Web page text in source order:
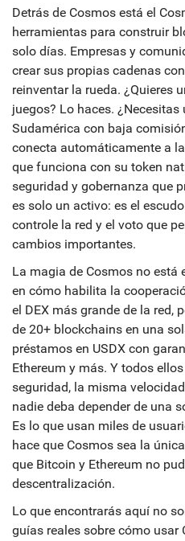
Detrás de Cosmos está el
herramientas para construir
solo días. Empresas y
crear sus propias cadenas
reinventar la rueda. ¿Quieres
juegos? Lo haces. ¿Necesitas
Sudamérica con baja
conecta automáticamente a
que funciona con su token
seguridad y gobernanza que
es solo un activo: es el
controle la red y el voto que
cambios importantes.
La magia de Cosmos no está
en cómo habilita la
el DEX más grande de la red,
de 20+ blockchains en una
préstamos en USDX con
Ethereum y más. Y todos
seguridad, la misma
nadie deba depender de una
Es lo que usan miles de
hace que Cosmos sea la
que Bitcoin y Ethereum no
descentralización.
Lo que encontrarás aquí no
guías reales sobre cómo usar